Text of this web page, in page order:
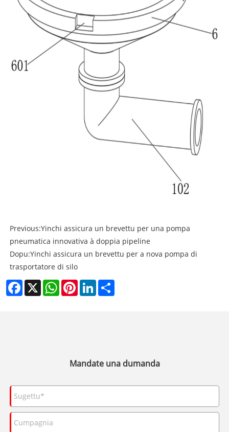
Previous:Yinchi assicura un brevettu per una pompa
pneumatica innovativa à doppia pipeline
Dopu:Yinchi assicura un brevettu per a nova pompa di
trasportatore di silo
Facebook
X WhatsAppPinterestLinkedIn
Mandate una dumanda